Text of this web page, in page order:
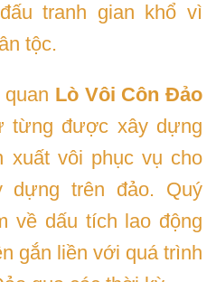
tranh gian khổ vì
tộc.
Lò Vôi Côn Đảo
từng được xây dựng
xuất vôi phục vụ cho
dựng trên đảo. Quý
về dấu tích lao động
gắn liền với quá trình